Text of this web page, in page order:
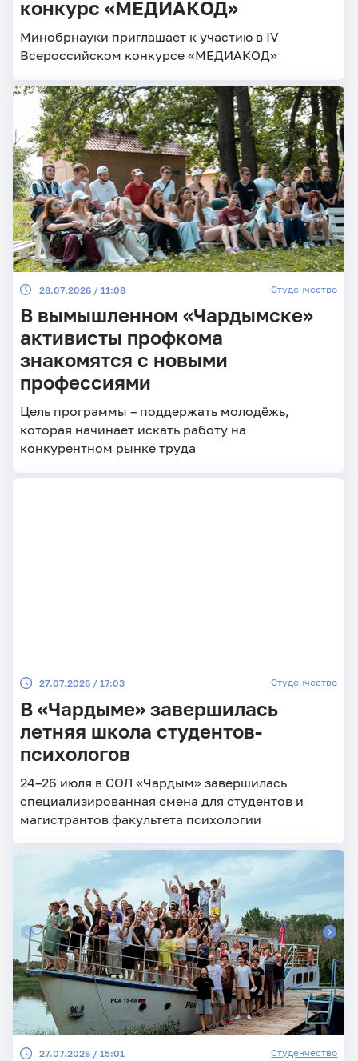
конкурс «МЕДИАКОД»
Минобрнауки приглашает к участию в IV
Всероссийском конкурсе «МЕДИАКОД»
28.07.2026 / 11:08 Студенчество
В вымышленном «Чардымске»
активисты профкома
знакомятся с новыми
профессиями
Цель программы – поддержать молодёжь,
которая начинает искать работу на
конкурентном рынке труда
27.07.2026 / 17:03 Студенчество
В «Чардыме» завершилась
летняя школа студентов-
психологов
24–26 июля в СОЛ «Чардым» завершилась
специализированная смена для студентов и
магистрантов факультета психологии
27.07.2026 / 15:01 Студенчество